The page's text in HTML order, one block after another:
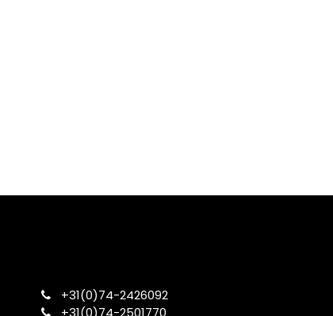
+31(0)74-2426092​
+31(0)74-2501770